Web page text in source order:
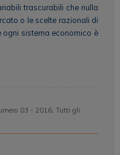
trascurabili che nulla
o le scelte razionali di
ogni sistema economico è
03 - 2016, Tutti gli